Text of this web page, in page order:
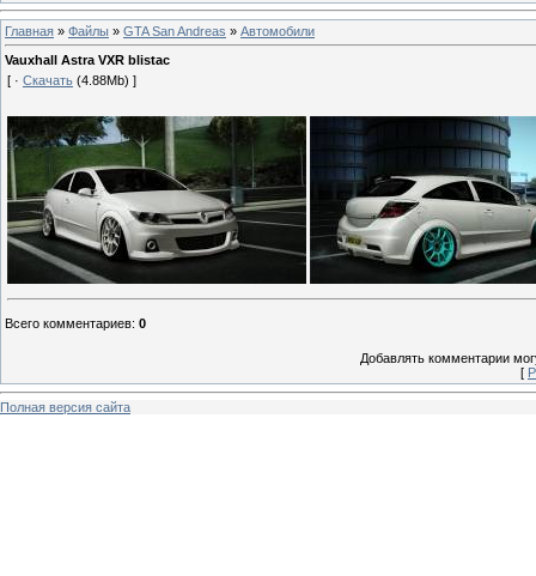
Главная » Файлы » GTA San Andreas » Автомобили
Vauxhall Astra VXR blistac
[ · Скачать (4.88Mb) ]
Всего комментариев: 0
Добавлять комментарии
[
Полная версия сайта